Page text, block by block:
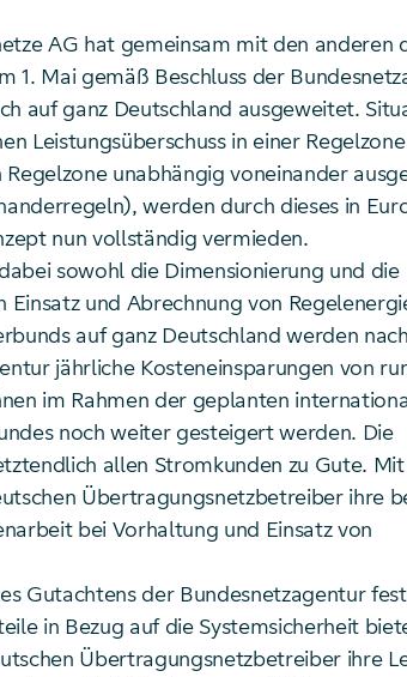
AG hat gemeinsam mit den anderen
1. Mai gemäß Beschluss der
auf ganz Deutschland ausgeweitet.
Leistungsüberschuss in einer
unabhängig voneinander
werden durch dieses in
nun vollständig vermieden.
sowohl die Dimensionierung und die
Einsatz und Abrechnung von
auf ganz Deutschland werden nach
jährliche Kosteneinsparungen von
im Rahmen der geplanten
noch weiter gesteigert werden. Die
allen Stromkunden zu Gute.
Übertragungsnetzbetreiber ihre
bei Vorhaltung und Einsatz von
Gutachtens der Bundesnetzagentur
in Bezug auf die Systemsicherheit
Übertragungsnetzbetreiber ihre